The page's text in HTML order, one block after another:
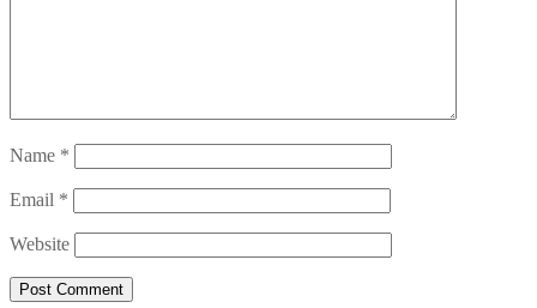
Name *
Email *
Website